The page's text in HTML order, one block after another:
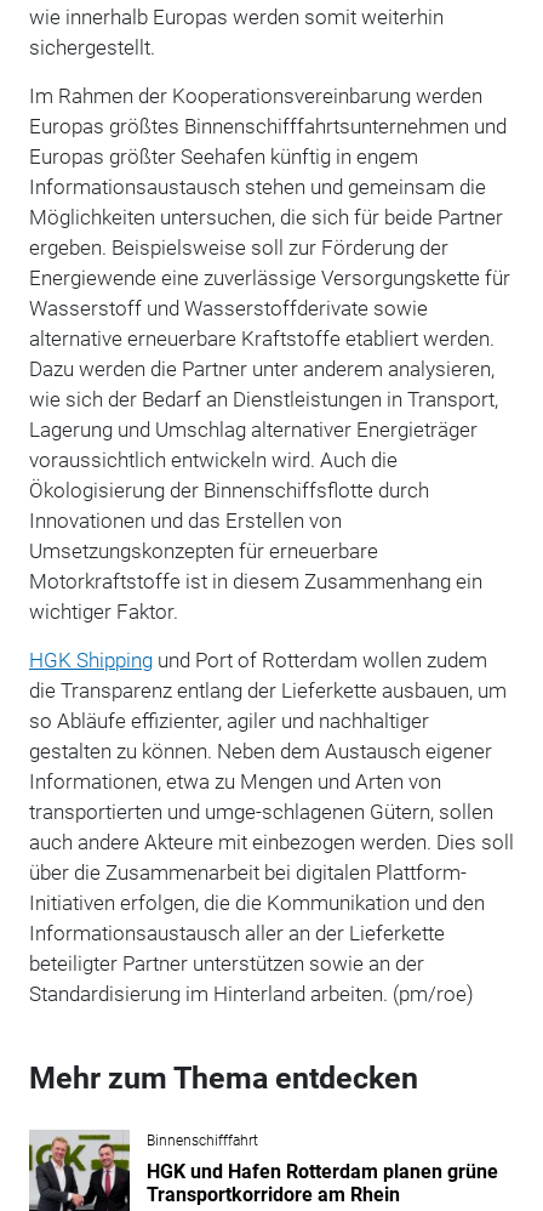
wie innerhalb Europas werden somit weiterhin
sichergestellt.
Im Rahmen der Kooperationsvereinbarung werden
Europas größtes Binnenschifffahrtsunternehmen und
Europas größter Seehafen künftig in engem
Informationsaustausch stehen und gemeinsam die
Möglichkeiten untersuchen, die sich für beide Partner
ergeben. Beispielsweise soll zur Förderung der
Energiewende eine zuverlässige Versorgungskette für
Wasserstoff und Wasserstoffderivate sowie
alternative erneuerbare Kraftstoffe etabliert werden.
Dazu werden die Partner unter anderem analysieren,
wie sich der Bedarf an Dienstleistungen in Transport,
Lagerung und Umschlag alternativer Energieträger
voraussichtlich entwickeln wird. Auch die
Ökologisierung der Binnenschiffsflotte durch
Innovationen und das Erstellen von
Umsetzungskonzepten für erneuerbare
Motorkraftstoffe ist in diesem Zusammenhang ein
wichtiger Faktor.
HGK Shippingund Port of Rotterdam wollen zudem
die Transparenz entlang der Lieferkette ausbauen, um
so Abläufe effizienter, agiler und nachhaltiger
gestalten zu können. Neben dem Austausch eigener
Informationen, etwa zu Mengen und Arten von
transportierten und umge-schlagenen Gütern, sollen
auch andere Akteure mit einbezogen werden. Dies soll
über die Zusammenarbeit bei digitalen Plattform-
Initiativen erfolgen, die die Kommunikation und den
Informationsaustausch aller an der Lieferkette
beteiligter Partner unterstützen sowie an der
Standardisierung im Hinterland arbeiten. (pm/roe)
Mehr zum Thema entdecken
Binnenschifffahrt
HGK und Hafen Rotterdam planen grüne
Transportkorridore am Rhein